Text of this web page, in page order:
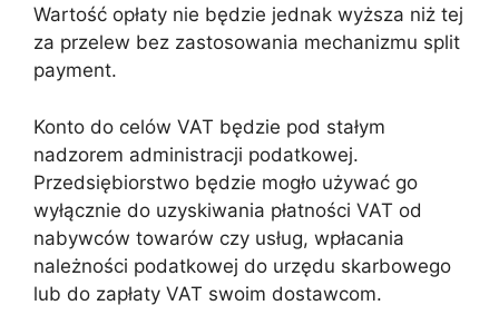
Wartość opłaty nie będzie jednak wyższa niż tej
za przelew bez zastosowania mechanizmu split
payment.
Konto do celów VAT będzie pod stałym
nadzorem administracji podatkowej.
Przedsiębiorstwo będzie mogło używać go
wyłącznie do uzyskiwania płatności VAT od
nabywców towarów czy usług, wpłacania
należności podatkowej do urzędu skarbowego
lub do zapłaty VAT swoim dostawcom.